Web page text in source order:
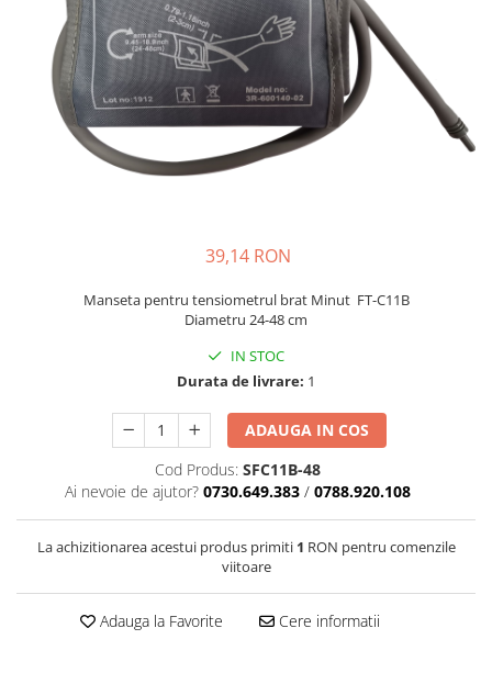
Masti pentru ten si gomaje
Tratamente si seruri pentru ten
Cadite bebe si accesorii baie
Articole igiena dentara copii
Ser fiziologic si comprese sterile
Masti chirurgicale medicale
39,14 RON
Manseta pentru tensiometrul brat Minut FT-C11B
Diametru 24-48 cm
IN STOC
Durata de livrare: 1
ADAUGA IN COS
Cod Produs: SFC11B-48
Ai nevoie de ajutor? 0730.649.383 / 0788.920.108
La achizitionarea acestui produs primiti 1 RON pentru comenzile
viitoare
Adauga la Favorite Cere informatii